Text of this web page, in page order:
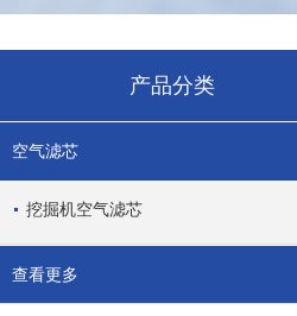
产品分类
空气滤芯
挖掘机空气滤芯
查看更多